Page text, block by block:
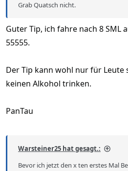
Grab Quatsch nicht.
Guter Tip, ich fahre nach 8 SML
55555.
Der Tip kann wohl nur für Leute
keinen Alkohol trinken.
PanTau
Warsteiner25 hat gesagt.:
Bevor ich jetzt den x ten erstes Mal